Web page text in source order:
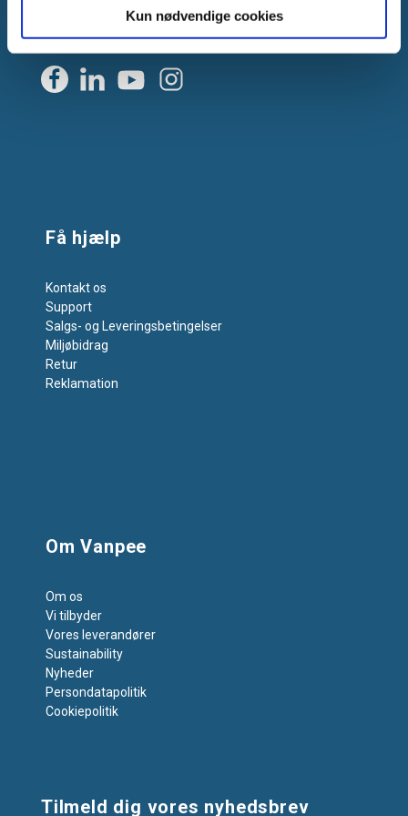
Kun nødvendige cookies
info@vanpee.dk
Få hjælp
Kontakt os
Support
Salgs- og Leveringsbetingelser
Miljøbidrag
Retur
Reklamation
Om Vanpee
Om os
Vi tilbyder
Vores leverandører
Sustainability
Nyheder
Persondatapolitik
Cookiepolitik
Tilmeld dig vores nyhedsbrev